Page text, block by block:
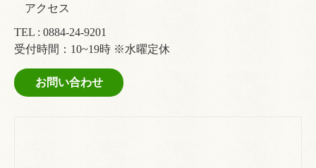
アクセス
TEL : 0884-24-9201
受付時間：10~19時 ※水曜定休
お問い合わせ